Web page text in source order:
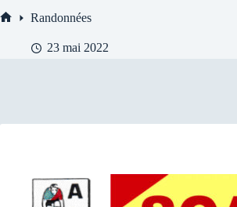
Randonnées
23 mai 2022